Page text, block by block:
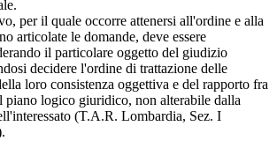
per il quale occorre attenersi all'ordine e alla
articolate le domande, deve essere
il particolare oggetto del giudizio
decidere l'ordine di trattazione delle
loro consistenza oggettiva e del rapporto fra
piano logico giuridico, non alterabile dalla
(T.A.R. Lombardia, Sez. I